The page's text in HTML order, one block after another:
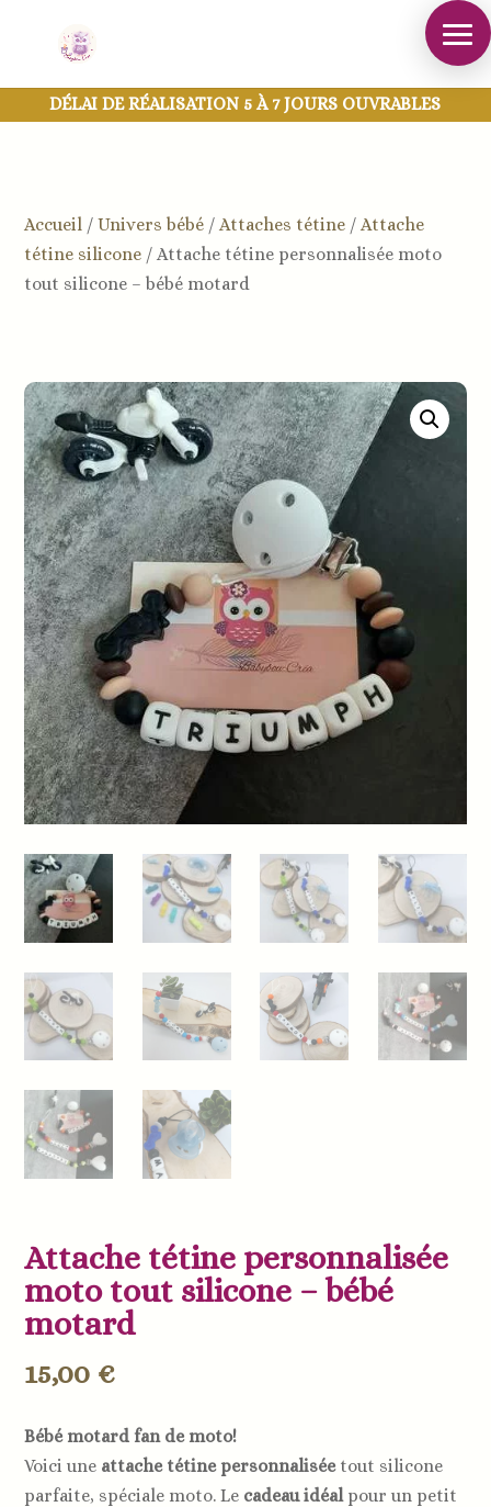
DÉLAI DE RÉALISATION 5 À 7 JOURS OUVRABLES
Accueil /Univers bébé /Attaches tétine /Attache
tétine silicone /Attache tétine personnalisée moto
tout silicone – bébé motard
Attache tétine personnalisée
moto tout silicone – bébé
motard
15,00 €
Bébé motard fan de moto!
Voici une attache tétine personnaliséetout silicone
parfaite, spéciale moto. Le cadeau idéal pour un petit